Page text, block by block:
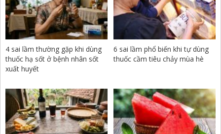
4 sai lầm thường gặp khi dùng
thuốc hạ sốt ở bệnh nhân sốt
xuất huyết
6 sai lầm phổ biến khi tự dùng
thuốc cầm tiêu chảy mùa hè